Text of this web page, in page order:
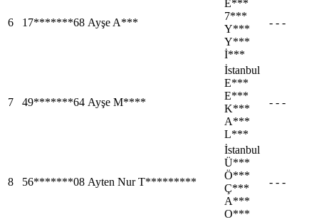
6 17*******68 Ayşe A***
E***
7***
Y***
Y***
İ***
- - -
7 49*******64 Ayşe M****
İstanbul
E***
E***
K***
A***
L***
- - -
8 56*******08 Ayten Nur T*********
İstanbul
Ü***
Ö***
Ç***
A***
O***
- - -